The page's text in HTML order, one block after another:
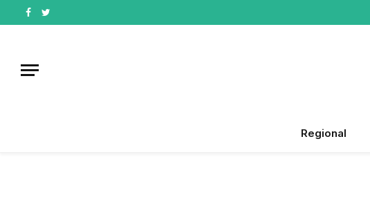
Facebook
Twitter
Regional